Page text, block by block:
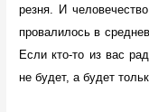
резня. И
провалилось в
Если кто-то из вас
не будет, а будет